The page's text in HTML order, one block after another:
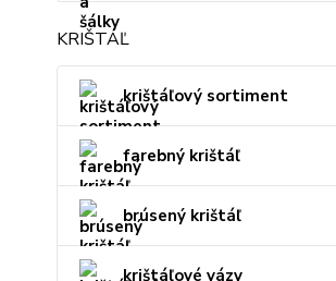
KRIŠTÁĽ
krištáľový sortiment
farebný krištáľ
brúsený krištáľ
krištáľové vázy